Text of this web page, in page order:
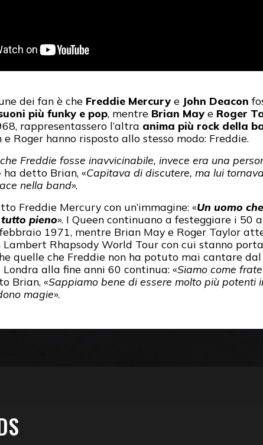
dei fan è che Freddie Mercury e John Deacon
più funky e pop, mentre Brian May e Roger
rappresentassero l’altra anima più rock della
Roger hanno risposto allo stesso modo: Freddie.
Freddie fosse inavvicinabile, invece era una
ha detto Brian, «Capitava di discutere, ma lui
nella band».
Freddie Mercury con un’immagine: «Un uomo
pieno». I Queen continuano a festeggiare i 50
1971, mentre Brian May e Roger Taylor
Lambert Rhapsody World Tour con cui stanno
quelle che Freddie non ha potuto mai cantare
alla fine anni 60 continua: «Siamo come
Brian, «Sappiamo bene di essere molto più potenti
magie».